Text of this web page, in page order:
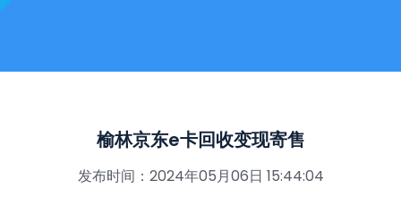
榆林京东e卡回收变现寄售
发布时间：2024年05月06日 15:44:04